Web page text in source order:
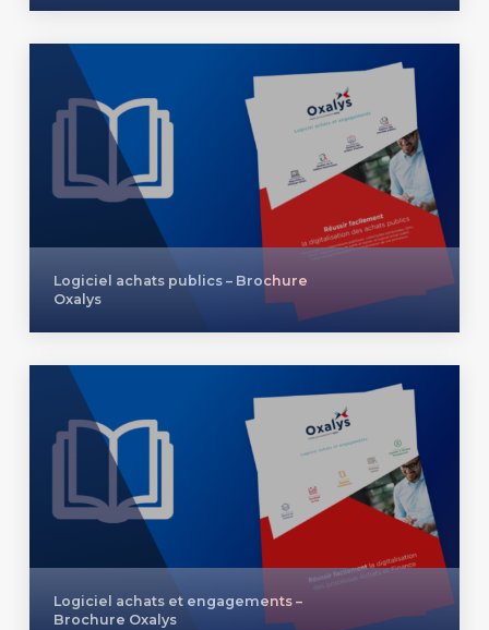
Logiciel achats publics – Brochure
Oxalys
Logiciel achats et engagements –
Brochure Oxalys